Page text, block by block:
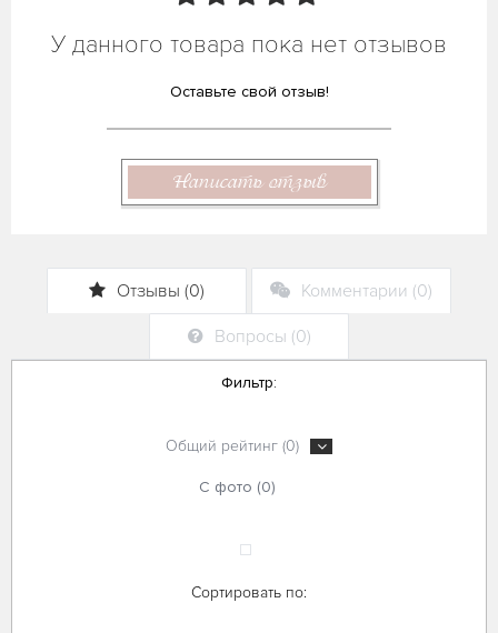
У данного товара пока нет отзывов
Оставьте свой отзыв!
Написать отзыв
Отзывы (0) Комментарии (0)
Вопросы (0)
Фильтр:
Общий рейтинг (0)
С фото (0)
Сортировать по: